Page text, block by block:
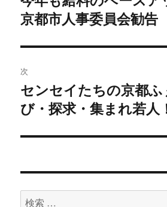
ナ
ビ
ゲ
ー
シ
ン
去
投
稿:
京都市人事委員会勧告
次
次
の
稿:
センセイたちの京都
び・探求・集まれ若人
検